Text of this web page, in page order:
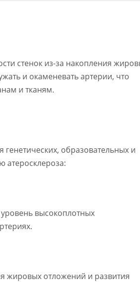
стенок из-за накопления
и окаменевать артерии, что
и тканям.
образовательных и
атеросклероза:
высокоплотных
жировых отложений и развития